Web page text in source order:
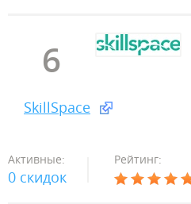
6
SkillSpace
Активные:
0 скидок
Рейтинг: